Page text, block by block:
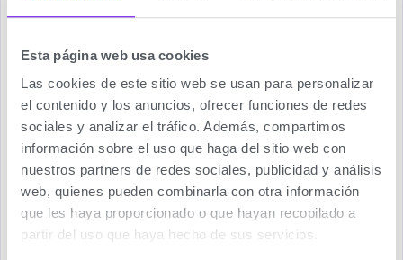
Esta página web usa cookies
Las cookies de este sitio web se usan para personalizar
el contenido y los anuncios, ofrecer funciones de redes
sociales y analizar el tráfico. Además, compartimos
información sobre el uso que haga del sitio web con
nuestros partners de redes sociales, publicidad y análisis
web, quienes pueden combinarla con otra información
que les haya proporcionado o que hayan recopilado a
partir del uso que haya hecho de sus servicios.